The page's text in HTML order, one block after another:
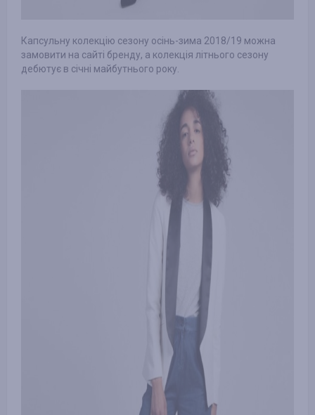
Капсульну колекцію сезону осінь-зима 2018/19 можна
замовити на сайті бренду, а колекція літнього сезону
дебютує в січні майбутнього року.